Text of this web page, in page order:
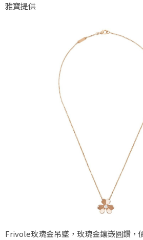
雅寶提供
Frivole玫瑰金吊墜，玫瑰金鑲嵌圓鑽，